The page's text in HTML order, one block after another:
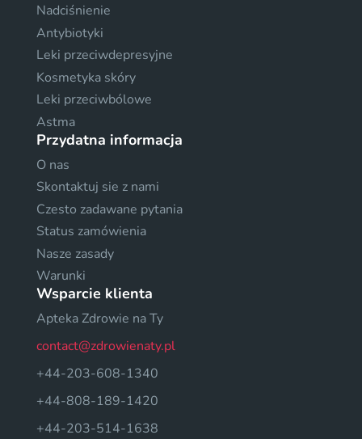
Nadciśnienie
Antybiotyki
Leki przeciwdepresyjne
Kosmetyka skóry
Leki przeciwbólowe
Astma
Przydatna informacja
O nas
Skontaktuj sie z nami
Czesto zadawane pytania
Status zamówienia
Nasze zasady
Warunki
Wsparcie klienta
Apteka Zdrowie na Ty
contact@zdrowienaty.pl
+44-203-608-1340
+44-808-189-1420
+44-203-514-1638